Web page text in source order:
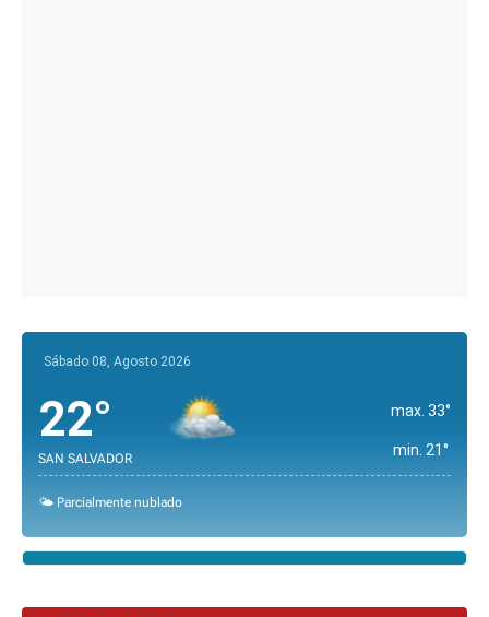
Sábado 08, Agosto 2026
22°
SAN SALVADOR
max. 33°
min. 21°
🌤️ Parcialmente nublado